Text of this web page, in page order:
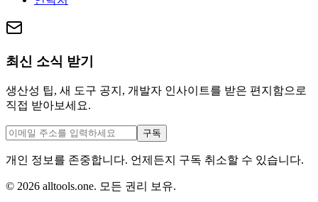
최신 소식 받기
생산성 팁, 새 도구 공지, 개발자 인사이트를 받은 편지함으로
직접 받아보세요.
구독
개인 정보를 존중합니다. 언제든지 구독 취소할 수 있습니다.
© 2026 alltools.one. 모든 권리 보유.